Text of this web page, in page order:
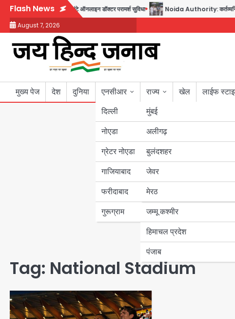
Skip
content
Flash News
रुपये में मिलेगी 24 घंटे ऑनलाइन डॉक्टर परामर्श सुविधा Noida Authority: कर्तव्यनिष्ठा की
August 7, 2026
मुख्य पेज देश दुनिया
एनसीआर
दिल्ली
नोएडा
ग्रेटर नोएडा
गाजियाबाद
फरीदाबाद
गुरूग्राम
राज्य
मुंबई
उत्तर प्रदेश
अलीगढ़
बुलंदशहर
जेवर
मेरठ
बिहार
पंजाब
हरियाणा
जम्मू कश्मीर
हिमाचल प्रदेश
पंजाब
खेल लाईफ
Tag: National Stadium